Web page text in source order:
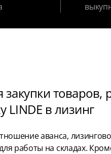
товаров,
LINDE в лизинг
аванса,
работы на складах.